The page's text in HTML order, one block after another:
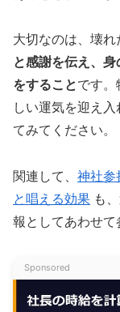
大切なのは、壊れ
と感謝を伝え、
をすることです。
しい運気を迎え
てみてください。
関連して、 神社参
と唱える効果 も
報としてあわせて
Sponsored